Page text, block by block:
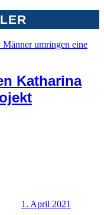
Katharina
1. April 2021